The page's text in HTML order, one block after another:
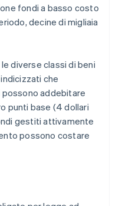
fondi a basso costo
decine di migliaia
diverse classi di beni
che
addebitare
punti base (4 dollari
gestiti attivamente
possono costare